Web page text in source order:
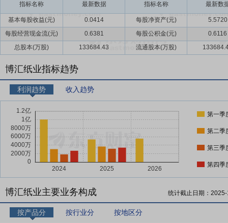
指标名称 最新数据 指标名称 最新数
基本每股收益(元) 0.0414 每股净资产(元)
5.5720
每股经营现金流(元)
0.6381 每股公积金(元)
0.6116
总股本(万股)
133684.43 流通股本(万股)
博汇纸业指标趋势
利润趋势 收入趋势
第一季
第二季
第三季
第四季
博汇纸业主要业务构成 统计截止日期：
按产品分 按行业分 按地区分